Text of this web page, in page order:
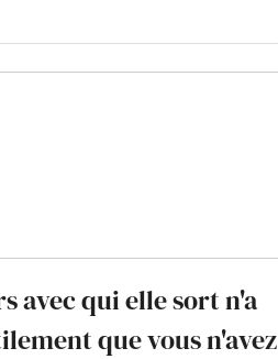
avec qui elle sort n'a
que vous n'avez